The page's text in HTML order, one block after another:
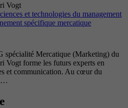
Vogt
et technologies du management
spécifique mercatique
spécialité Mercatique (Marketing) du
Vogt forme les futurs experts en
et communication. Au cœur du